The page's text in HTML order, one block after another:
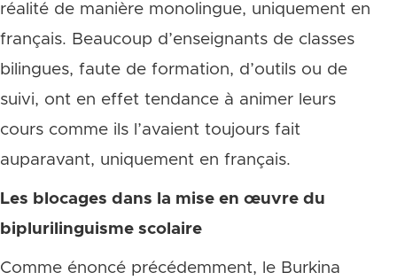
réalité de manière monolingue, uniquement en
français. Beaucoup d’enseignants de classes
bilingues, faute de formation, d’outils ou de
suivi, ont en effet tendance à animer leurs
cours comme ils l’avaient toujours fait
auparavant, uniquement en français.
Les blocages dans la mise en œuvre du
biplurilinguisme scolaire
Comme énoncé précédemment, le Burkina